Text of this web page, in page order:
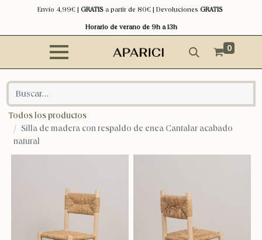
Envío 4,99€ | GRATISa partir de 80€ | Devoluciones GRATIS
Horario de verano de 9h a 13h
0
Todos los productos
Silla de madera con respaldo de enea Cantalar acabado
natural